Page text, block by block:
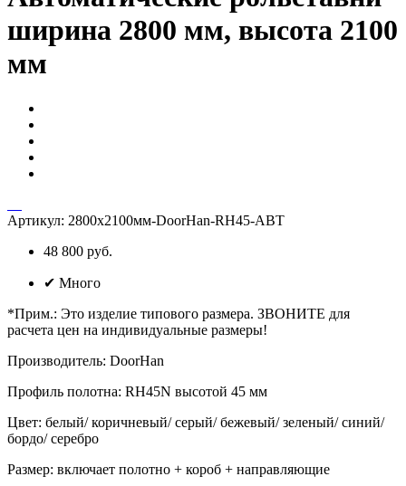
ширина 2800 мм, высота 2100
мм
Артикул: 2800х2100мм-DoorHan-RH45-АВТ
48 800 руб.
✔ Много
*Прим.: Это изделие типового размера. ЗВОНИТЕ для
расчета цен на индивидуальные размеры!
Производитель: DoorHan
Профиль полотна: RH45N высотой 45 мм
Цвет: белый/ коричневый/ серый/ бежевый/ зеленый/ синий/
бордо/ серебро
Размер: включает полотно + короб + направляющие